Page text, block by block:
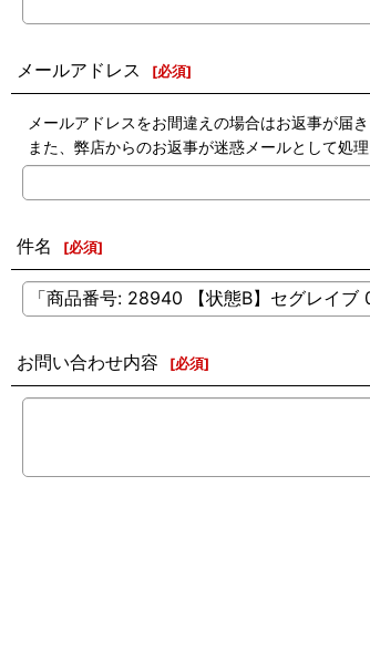
メールアドレス [必須]
メールアドレスをお間違えの場合はお返事が届
また、弊店からのお返事が迷惑メールとして処
件名 [必須]
お問い合わせ内容 [必須]